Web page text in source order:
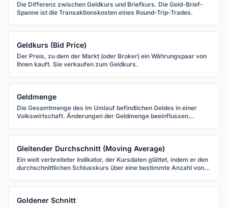
Die Differenz zwischen Geldkurs und Briefkurs. Die Geld-Brief-
Spanne ist die Transaktionskosten eines Round-Trip-Trades.
Geldkurs (Bid Price)
Der Preis, zu dem der Markt (oder Broker) ein Währungspaar von
Ihnen kauft. Sie verkaufen zum Geldkurs.
Geldmenge
Die Gesamtmenge des im Umlauf befindlichen Geldes in einer
Volkswirtschaft. Änderungen der Geldmenge beeinflussen
Gleitender Durchschnitt (Moving Average)
Ein weit verbreiteter Indikator, der Kursdaten glättet, indem er den
durchschnittlichen Schlusskurs über eine bestimmte Anzahl von
Goldener Schnitt